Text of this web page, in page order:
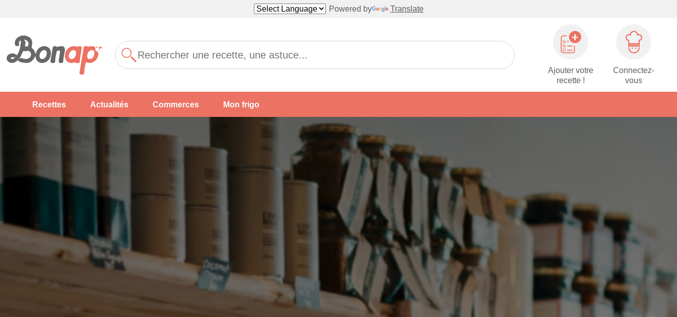
Powered by Translate
Ajouter votre
recette !
Connectez-
vous
Recettes Actualités Commerces Mon frigo